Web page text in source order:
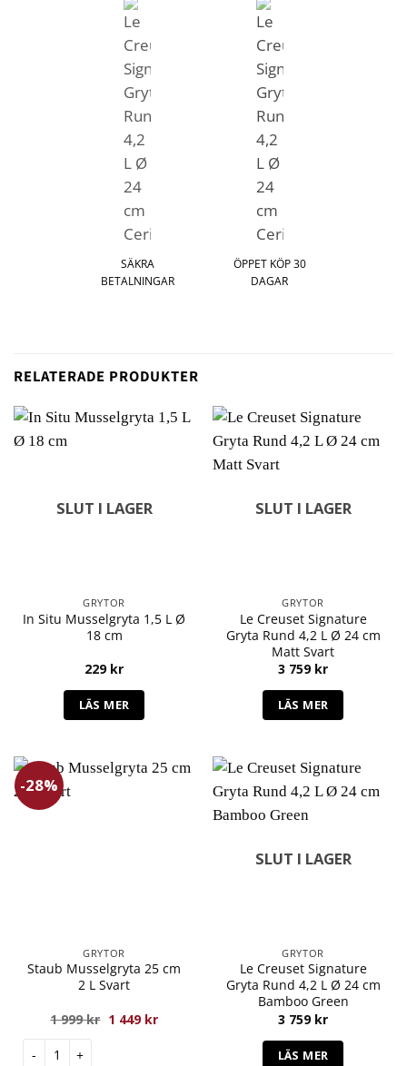
SÄKRA
BETALNINGAR
ÖPPET KÖP 30
DAGAR
RELATERADE PRODUKTER
SLUT I LAGER
GRYTOR
In Situ Musselgryta 1,5 L Ø
18 cm
229 kr
LÄS MER
SLUT I LAGER
GRYTOR
Le Creuset Signature
Gryta Rund 4,2 L Ø 24 cm
Matt Svart
3 759 kr
LÄS MER
-28%
GRYTOR
Staub Musselgryta 25 cm
2 L Svart
1 999kr Det
1 449 krDet
Staub Musselgryta 25 cm 2 L Svart mängd
SLUT I LAGER
GRYTOR
Le Creuset Signature
Gryta Rund 4,2 L Ø 24 cm
Bamboo Green
3 759 kr
LÄS MER